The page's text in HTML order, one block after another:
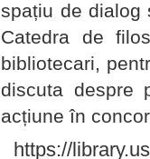
spațiu de dialog
Catedra de
bibliotecari,
discuta despre
acțiune în
https://